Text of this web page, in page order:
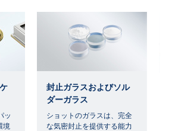
ッ
境
封止ガラスおよびソル
ダーガラス
ショットのガラスは、完全
な気密封止を提供する能力